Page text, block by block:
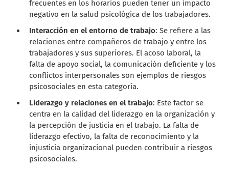
frecuentes en los horarios pueden tener un impacto
negativo en la salud psicológica de los trabajadores.
Interacción en el entorno de trabajo: Se refiere a las
relaciones entre compañeros de trabajo y entre los
trabajadores y sus superiores. El acoso laboral, la
falta de apoyo social, la comunicación deficiente y los
conflictos interpersonales son ejemplos de riesgos
psicosociales en esta categoría.
Liderazgo y relaciones en el trabajo: Este factor se
centra en la calidad del liderazgo en la organización y
la percepción de justicia en el trabajo. La falta de
liderazgo efectivo, la falta de reconocimiento y la
injusticia organizacional pueden contribuir a riesgos
psicosociales.